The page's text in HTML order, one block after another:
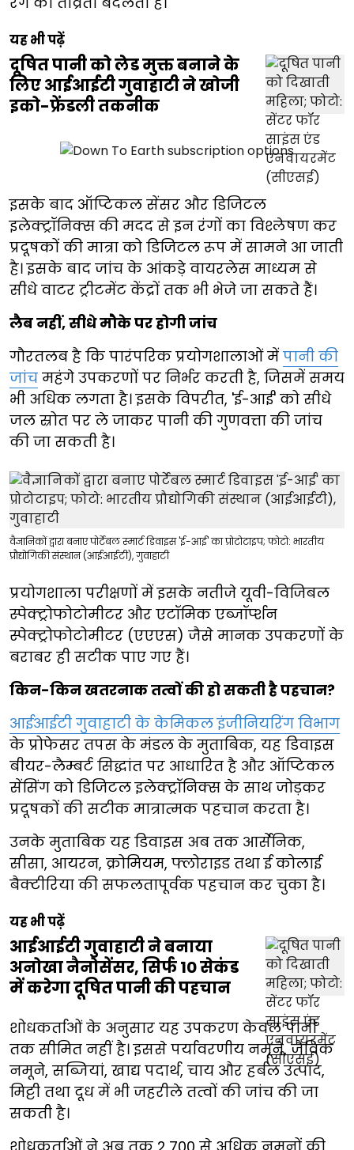
यह भी पढ़ें
दूषित पानी को लेड मुक्त बनाने के
लिए आईआईटी गुवाहाटी ने खोजी
इको-फ्रेंडली तकनीक
इसके बाद ऑप्टिकल सेंसर और डिजिटल
इलेक्ट्रॉनिक्स की मदद से इन रंगों का विश्लेषण कर
प्रदूषकों की मात्रा को डिजिटल रूप में सामने आ जाती
है। इसके बाद जांच के आंकड़े वायरलेस माध्यम से
सीधे वाटर ट्रीटमेंट केंद्रों तक भी भेजे जा सकते हैं।
लैब नहीं, सीधे मौके पर होगी जांच
गौरतलब है कि पारंपरिक प्रयोगशालाओं में पानी की
जांच महंगे उपकरणों पर निर्भर करती है, जिसमें समय
भी अधिक लगता है। इसके विपरीत, 'ई-आई' को सीधे
जल स्रोत पर ले जाकर पानी की गुणवत्ता की जांच
की जा सकती है।
वैज्ञानिकों द्वारा बनाए पोर्टेबल स्मार्ट डिवाइस 'ई-आई' का प्रोटोटाइप; फोटो: भारतीय
प्रौद्योगिकी संस्थान (आईआईटी), गुवाहाटी
प्रयोगशाला परीक्षणों में इसके नतीजे यूवी-विजिबल
स्पेक्ट्रोफोटोमीटर और एटॉमिक एब्जॉर्प्शन
स्पेक्ट्रोफोटोमीटर (एएएस) जैसे मानक उपकरणों के
बराबर ही सटीक पाए गए हैं।
किन-किन खतरनाक तत्वों की हो सकती है पहचान?
आईआईटी गुवाहाटी के केमिकल इंजीनियरिंग विभाग
के प्रोफेसर तपस के मंडल के मुताबिक, यह डिवाइस
बीयर-लैम्बर्ट सिद्धांत पर आधारित है और ऑप्टिकल
सेंसिंग को डिजिटल इलेक्ट्रॉनिक्स के साथ जोड़कर
प्रदूषकों की सटीक मात्रात्मक पहचान करता है।
उनके मुताबिक यह डिवाइस अब तक आर्सेनिक,
सीसा, आयरन, क्रोमियम, फ्लोराइड तथा ई कोलाई
बैक्टीरिया की सफलतापूर्वक पहचान कर चुका है।
यह भी पढ़ें
आईआईटी गुवाहाटी ने बनाया
अनोखा नैनोसेंसर, सिर्फ 10 सेकंड
में करेगा दूषित पानी की पहचान
शोधकर्ताओं के अनुसार यह उपकरण केवल पानी
तक सीमित नहीं है। इससे पर्यावरणीय नमूने, जैविक
नमूने, सब्जियां, खाद्य पदार्थ, चाय और हर्बल उत्पाद,
मिट्टी तथा दूध में भी जहरीले तत्वों की जांच की जा
सकती है।